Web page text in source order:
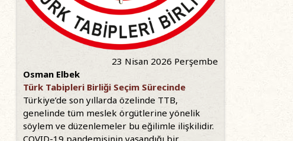
23 Nisan 2026 Perşembe
Osman Elbek
Türk Tabipleri Birliği Seçim Sürecinde
Türkiye’de son yıllarda özelinde TTB,
genelinde tüm meslek örgütlerine yönelik
söylem ve düzenlemeler bu eğilimle ilişkilidir.
COVID-19 pandemisinin yaşandığı bir